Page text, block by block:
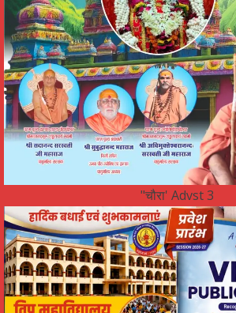
"चौरा' Advst 3